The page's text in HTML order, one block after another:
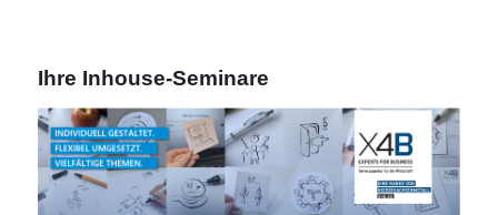
Ihre Inhouse-Seminare